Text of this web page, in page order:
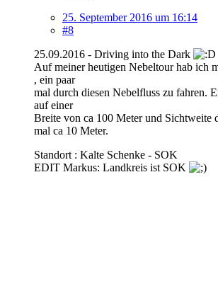
25. September 2016 um 16:14
#8
25.09.2016 - Driving into the Dark
Auf meiner heutigen Nebeltour hab ich
, ein paar
mal durch diesen Nebelfluss zu fahren.
auf einer
Breite von ca 100 Meter und Sichtweite
mal ca 10 Meter.
Standort : Kalte Schenke - SOK
EDIT Markus: Landkreis ist SOK